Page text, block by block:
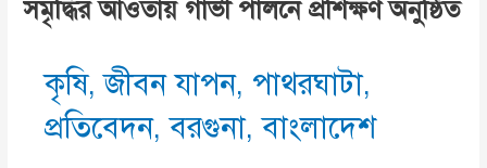
সমৃদ্ধির আওতায় গাভী পালনে প্রশিক্ষণ অনুষ্ঠিত
কৃষি,জীবন যাপন, পাথরঘাটা,
প্রতিবেদন,বরগুনা,বাংলাদেশ